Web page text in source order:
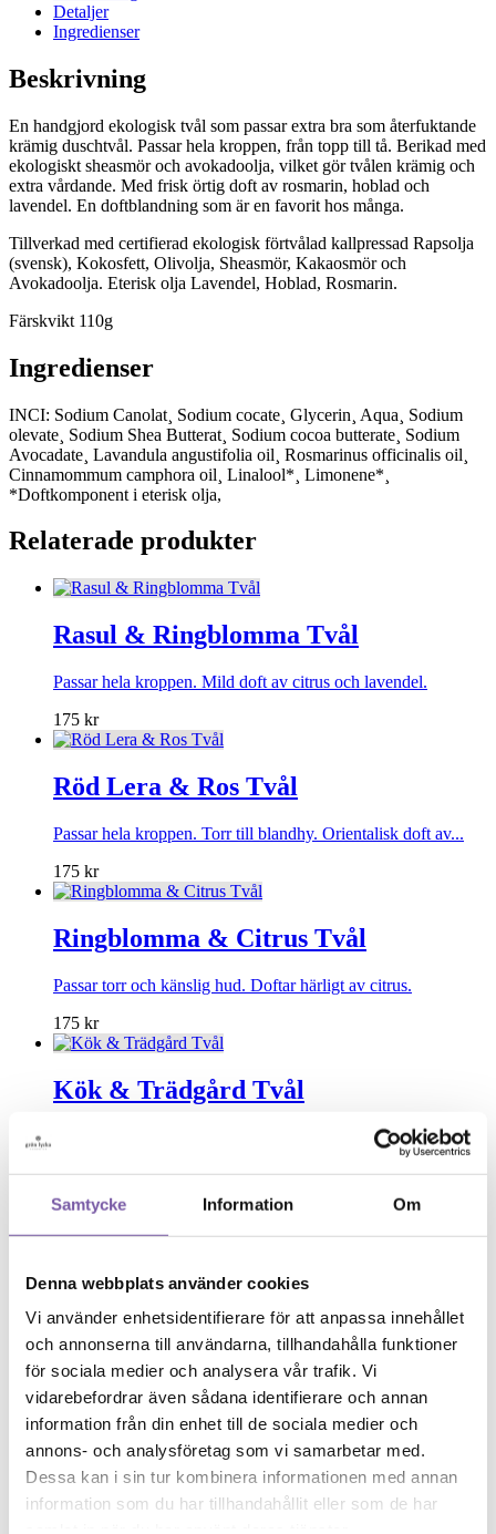
Samtycke Information Om
Denna webbplats använder cookies
Vi använder enhetsidentifierare för att anpassa innehållet
och annonserna till användarna, tillhandahålla funktioner
för sociala medier och analysera vår trafik. Vi
vidarebefordrar även sådana identifierare och annan
information från din enhet till de sociala medier och
annons- och analysföretag som vi samarbetar med.
Dessa kan i sin tur kombinera informationen med annan
information som du har tillhandahållit eller som de har
Detaljer
Ingredienser
Beskrivning
En handgjord ekologisk tvål som passar extra bra som återfuktande
krämig duschtvål. Passar hela kroppen, från topp till tå. Berikad med
ekologiskt sheasmör och avokadoolja, vilket gör tvålen krämig och
extra vårdande. Med frisk örtig doft av rosmarin, hoblad och
lavendel. En doftblandning som är en favorit hos många.
Tillverkad med certifierad ekologisk förtvålad kallpressad Rapsolja
(svensk), Kokosfett, Olivolja, Sheasmör, Kakaosmör och
Avokadoolja. Eterisk olja Lavendel, Hoblad, Rosmarin.
Färskvikt 110g
Ingredienser
INCI: Sodium Canolat¸ Sodium cocate¸ Glycerin¸ Aqua¸ Sodium
olevate¸ Sodium Shea Butterat¸ Sodium cocoa butterate¸ Sodium
Avocadate¸ Lavandula angustifolia oil¸ Rosmarinus officinalis oil¸
Cinnamommum camphora oil¸ Linalool*¸ Limonene*¸
*Doftkomponent i eterisk olja,
Relaterade produkter
Rasul & Ringblomma Tvål
Passar hela kroppen. Mild doft av citrus och lavendel.
175 kr
Röd Lera & Ros Tvål
Passar hela kroppen. Torr till blandhy. Orientalisk doft av...
175 kr
Ringblomma & Citrus Tvål
Passar torr och känslig hud. Doftar härligt av citrus.
175 kr
Kök & Trädgård Tvål
175kr
Nässla & Björk Tvål
Passar torr till blandhy . Doft av skog.
175kr
Om oss
Kontakt & Öppettider
Köpvillkor
Återförsäljare
Copyright
FAQ